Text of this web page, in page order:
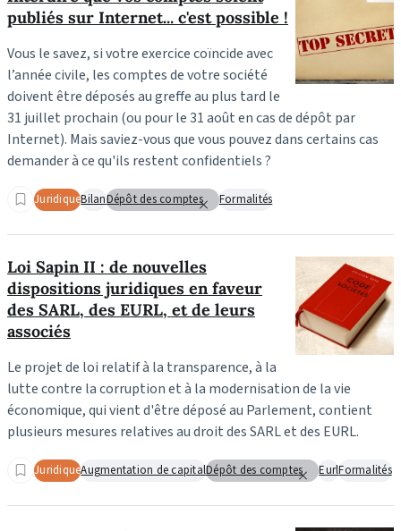
publiés sur Internet... c'est possible !
Vous le savez, si votre exercice coïncide avec
l’année civile, les comptes de votre société
doivent être déposés au greffe au plus tard le
31 juillet prochain (ou pour le 31 août en cas de dépôt par
Internet). Mais saviez-vous que vous pouvez dans certains cas
demander à ce qu'ils restent confidentiels ?
JuridiqueBilanDépôt des comptes Formalités
Loi Sapin II : de nouvelles
dispositions juridiques en faveur
des SARL, des EURL, et de leurs
associés
Le projet de loi relatif à la transparence, à la
lutte contre la corruption et à la modernisation de la vie
économique, qui vient d'être déposé au Parlement, contient
plusieurs mesures relatives au droit des SARL et des EURL.
JuridiqueAugmentation de capitalDépôt des comptes EurlFormalités